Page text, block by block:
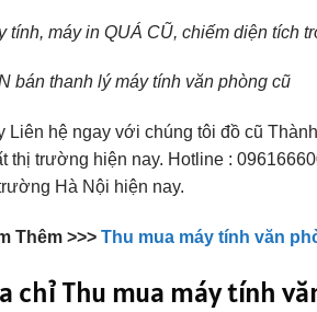
tính, máy in QUÁ CŨ, chiếm diện tích
bán thanh lý máy tính văn phòng cũ
Liên hệ ngay với chúng tôi đồ cũ
thị trường hiện nay. Hotline :
Hà Nội hiện nay.
Thêm >>> Thu mua máy tính văn
chỉ Thu mua máy tính